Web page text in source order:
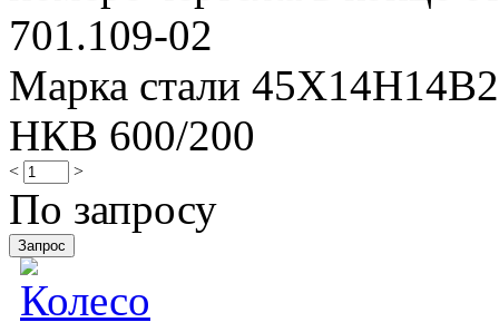
701.109-02
Марка стали
НКВ 600/200
< >
По запросу